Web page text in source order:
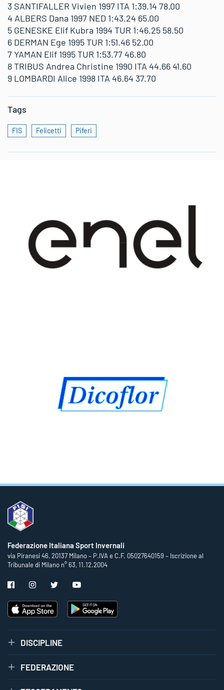
3 SANTIFALLER Vivien 1997 ITA 1:39.14 78.00
4 ALBERS Dana 1997 NED 1:43.24 65.00
5 GENESKE Elif Kubra 1994 TUR 1:46.25 58.50
6 DERMAN Ege 1995 TUR 1:51.46 52.00
7 YAMAN Elif 1995 TUR 1:53.77 46.80
8 TRIBUS Andrea Christine 1990 ITA 44.66 41.60
9 LOMBARDI Alice 1998 ITA 46.64 37.70
Tags
FIS Felicetti Piferi
Federazione Italiana Sport Invernali
via Piranesi 46, 20137 Milano – P.IVA e C.F. 05027640159 – Iscrizione al
Tribunale di Milano n° 63, 11.12.2004
DISCIPLINE
FEDERAZIONE